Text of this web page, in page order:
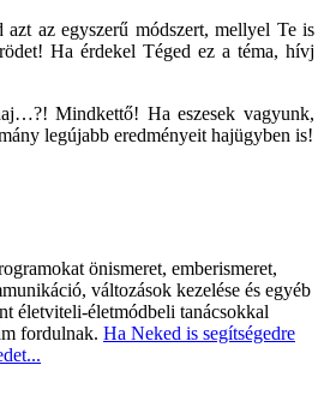
azt az egyszerű módszert, mellyel Te is
Ha érdekel Téged ez a téma, hívj
Mindkettő! Ha eszesek vagyunk,
legújabb eredményeit hajügyben is!
önismeret, emberismeret,
változások kezelése és egyéb
életviteli-életmódbeli tanácsokkal
fordulnak. Ha Neked is segítségedre